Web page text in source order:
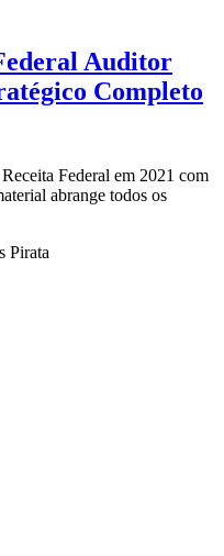
Auditor
Completo
Federal em 2021 com
abrange todos os
Pirata